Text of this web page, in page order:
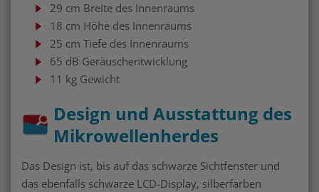
29 cm Breite des Innenraums
18 cm Höhe des Innenraums
25 cm Tiefe des Innenraums
65 dB Geräuschentwicklung
11 kg Gewicht
Design und Ausstattung des
Mikrowellenherdes
Das Design ist, bis auf das schwarze Sichtfenster und
das ebenfalls schwarze LCD-Display, silberfarben